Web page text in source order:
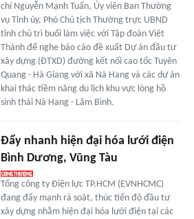
chí Nguyễn Mạnh Tuấn, Ủy viên Ban Thường
vụ Tỉnh ủy, Phó Chủ tịch Thường trực UBND
tỉnh chủ trì buổi làm việc với Tập đoàn Việt
Thành để nghe báo cáo đề xuất Dự án đầu tư
xây dựng (ĐTXD) đường kết nối cao tốc Tuyên
Quang - Hà Giang với xã Nà Hang và các dự án
khai thác tiềm năng du lịch khu vực lòng hồ
sinh thái Nà Hang - Lâm Bình.
Đẩy nhanh hiện đại hóa lưới điện
Bình Dương, Vũng Tàu
Tổng công ty Điện lực TP.HCM (EVNHCMC)
đang đẩy mạnh rà soát, thúc tiến độ đầu tư
xây dựng nhằm hiện đại hóa lưới điện tại các